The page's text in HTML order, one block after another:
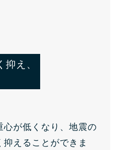
え、
心が低くなり、地震の
えることができま